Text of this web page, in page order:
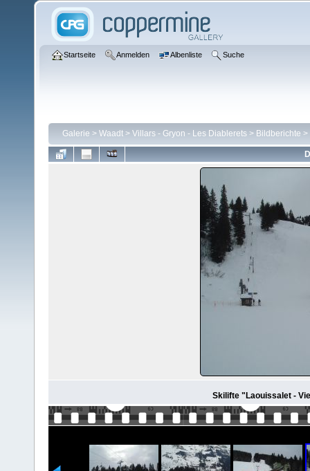
Startseite Anmelden Albenliste Suche
Galerie > Waadt > Villars - Gryon - Les Diablerets > Bildberichte >
Skilifte "Laouissalet -